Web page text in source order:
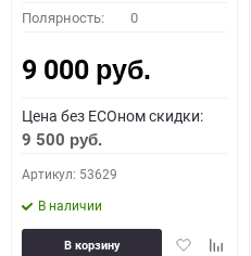
Полярность: 0
9 000 руб.
Цена без ECOном скидки:
9 500 руб.
Артикул: 53629
В наличии
Добавить
В корзину